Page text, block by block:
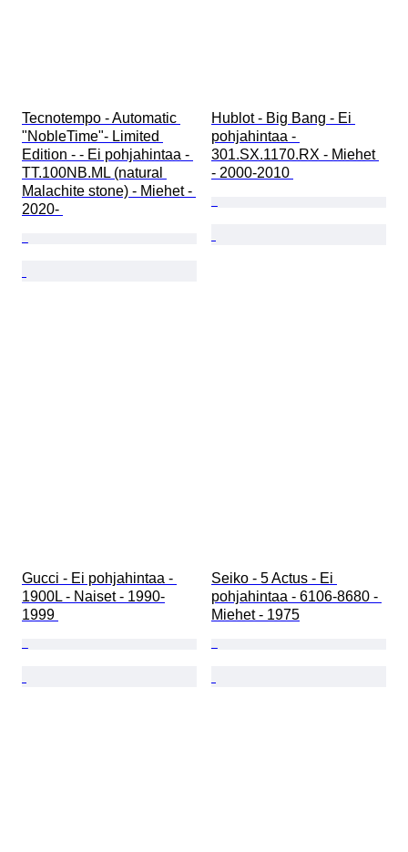
Tecnotempo - Automatic
"NobleTime"- Limited
Edition - - Ei pohjahintaa -
TT.100NB.ML (natural
Malachite stone) - Miehet -
2020-
Hublot - Big Bang - Ei
pohjahintaa -
301.SX.1170.RX - Miehet
- 2000-2010
Gucci - Ei pohjahintaa -
1900L - Naiset - 1990-
1999
Seiko - 5 Actus - Ei
pohjahintaa - 6106-8680 -
Miehet - 1975